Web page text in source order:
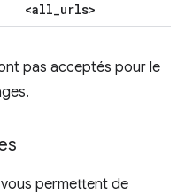
<all_urls>
pas acceptés pour le
permettent de